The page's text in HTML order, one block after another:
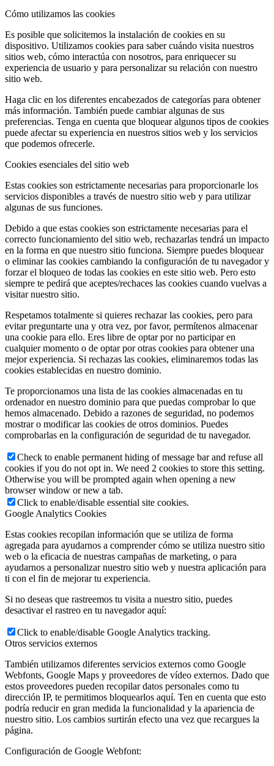
Cómo utilizamos las cookies
Es posible que solicitemos la instalación de cookies en su
dispositivo. Utilizamos cookies para saber cuándo visita nuestros
sitios web, cómo interactúa con nosotros, para enriquecer su
experiencia de usuario y para personalizar su relación con nuestro
sitio web.
Haga clic en los diferentes encabezados de categorías para obtener
más información. También puede cambiar algunas de sus
preferencias. Tenga en cuenta que bloquear algunos tipos de cookies
puede afectar su experiencia en nuestros sitios web y los servicios
que podemos ofrecerle.
Cookies esenciales del sitio web
Estas cookies son estrictamente necesarias para proporcionarle los
servicios disponibles a través de nuestro sitio web y para utilizar
algunas de sus funciones.
Debido a que estas cookies son estrictamente necesarias para el
correcto funcionamiento del sitio web, rechazarlas tendrá un impacto
en la forma en que nuestro sitio funciona. Siempre puedes bloquear
o eliminar las cookies cambiando la configuración de tu navegador y
forzar el bloqueo de todas las cookies en este sitio web. Pero esto
siempre te pedirá que aceptes/rechaces las cookies cuando vuelvas a
visitar nuestro sitio.
Respetamos totalmente si quieres rechazar las cookies, pero para
evitar preguntarte una y otra vez, por favor, permítenos almacenar
una cookie para ello. Eres libre de optar por no participar en
cualquier momento o de optar por otras cookies para obtener una
mejor experiencia. Si rechazas las cookies, eliminaremos todas las
cookies establecidas en nuestro dominio.
Te proporcionamos una lista de las cookies almacenadas en tu
ordenador en nuestro dominio para que puedas comprobar lo que
hemos almacenado. Debido a razones de seguridad, no podemos
mostrar o modificar las cookies de otros dominios. Puedes
comprobarlas en la configuración de seguridad de tu navegador.
Check to enable permanent hiding of message bar and refuse all
cookies if you do not opt in. We need 2 cookies to store this setting.
Otherwise you will be prompted again when opening a new
browser window or new a tab.
Click to enable/disable essential site cookies.
Google Analytics Cookies
Estas cookies recopilan información que se utiliza de forma
agregada para ayudarnos a comprender cómo se utiliza nuestro sitio
web o la eficacia de nuestras campañas de marketing, o para
ayudarnos a personalizar nuestro sitio web y nuestra aplicación para
ti con el fin de mejorar tu experiencia.
Si no deseas que rastreemos tu visita a nuestro sitio, puedes
desactivar el rastreo en tu navegador aquí:
Click to enable/disable Google Analytics tracking.
Otros servicios externos
También utilizamos diferentes servicios externos como Google
Webfonts, Google Maps y proveedores de vídeo externos. Dado que
estos proveedores pueden recopilar datos personales como tu
dirección IP, te permitimos bloquearlos aquí. Ten en cuenta que esto
podría reducir en gran medida la funcionalidad y la apariencia de
nuestro sitio. Los cambios surtirán efecto una vez que recargues la
página.
Configuración de Google Webfont: